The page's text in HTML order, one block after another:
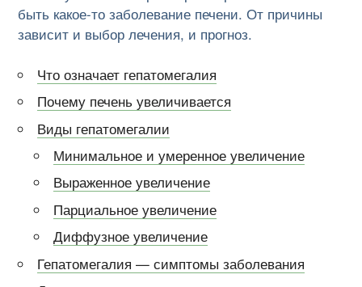
быть какое-то заболевание печени. От причины
зависит и выбор лечения, и прогноз.
Что означает гепатомегалия
Почему печень увеличивается
Виды гепатомегалии
Минимальное и умеренное увеличение
Выраженное увеличение
Парциальное увеличение
Диффузное увеличение
Гепатомегалия — симптомы заболевания